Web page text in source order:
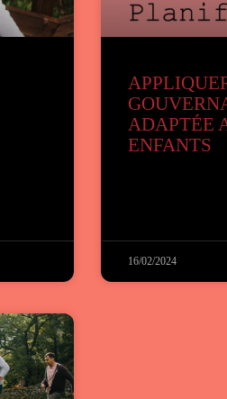
ADAPTÉE
ENFANTS
16/02/2024